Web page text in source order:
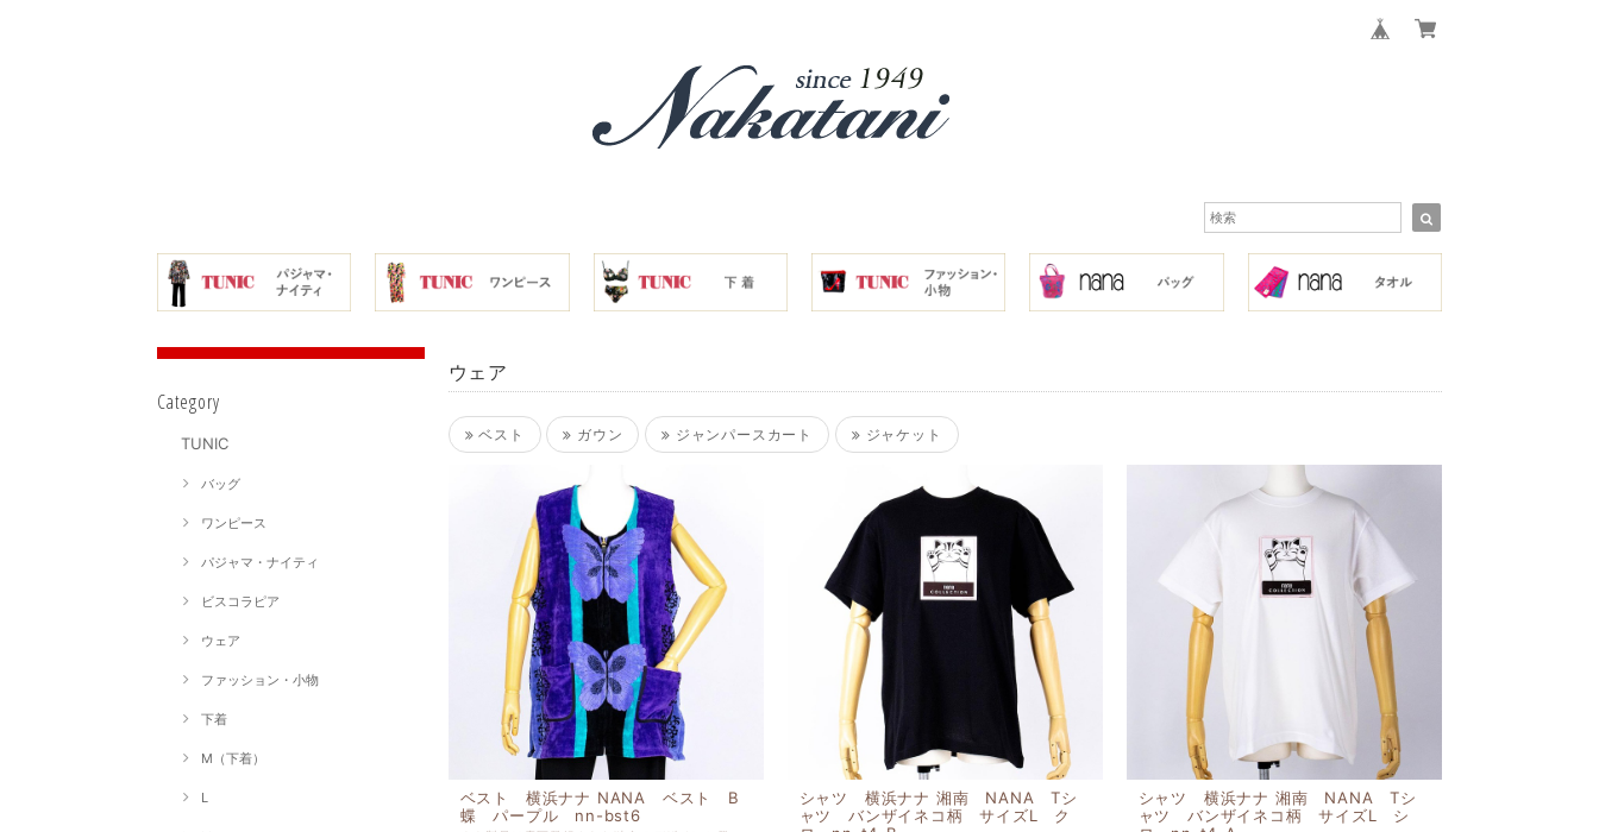
Category
TUNIC
バッグ
ワンピース
パジャマ・ナイティ
ビスコラピア
ウェア
ファッション・小物
下着
M（下着）
L
ウェア
ベスト ガウン ジャンパースカート ジャケット
ベスト 横浜ナナ NANA ベスト B
蝶 パープル nn-bst6
シャツ 横浜ナナ 湘南 NANA Tシ
ャツ バンザイネコ柄 サイズL ク
シャツ 横浜ナナ 湘南 NANA Tシ
ャツ バンザイネコ柄 サイズL シ